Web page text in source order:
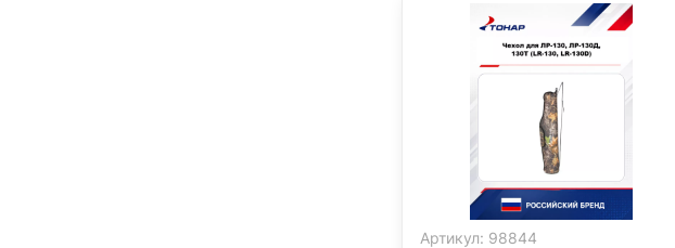
Артикул: 98844